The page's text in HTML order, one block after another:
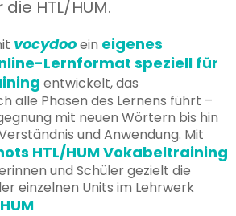
die HTL/HUM.
vocydooein eigenes
Lernformat speziell für
entwickelt, das
alle Phasen des Lernens führt –
mit neuen Wörtern bis hin
und Anwendung. Mit
HTL/HUM Vokabeltraining
und Schüler gezielt die
einzelnen Units im Lehrwerk